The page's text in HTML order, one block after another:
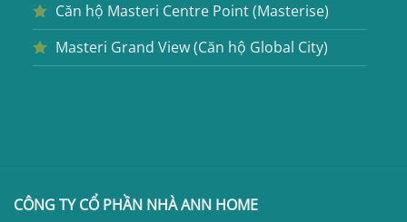
Căn hộ Masteri Centre Point (Masterise)
Masteri Grand View (Căn hộ Global City)
CÔNG TY CỔ PHẦN NHÀ ANN HOME